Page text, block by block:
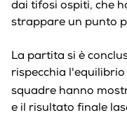
dai tifosi ospiti, che
strappare un punto
La partita si è
rispecchia
squadre hanno
e il risultato finale